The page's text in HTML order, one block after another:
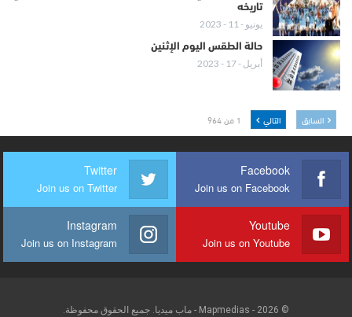
تاريخه
يونيو - 11 - 2023
حالة الطقس اليوم الإثنين
أبريل - 17 - 2023
السابق التالي 1 من 964
Facebook
Join us on Facebook
Twitter
Join us on Twitter
Youtube
Join us on Youtube
Instagram
Join us on Instagram
© 2026 - Mapmedias - ماب ميديا. جميع الحقوق محفوظة.